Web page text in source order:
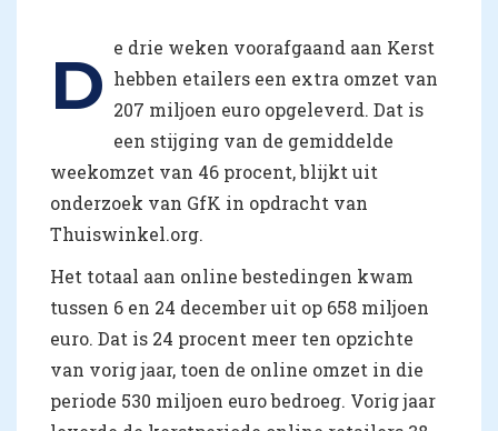
D e drie weken voorafgaand aan Kerst
hebben etailers een extra omzet van
207 miljoen euro opgeleverd. Dat is
een stijging van de gemiddelde
weekomzet van 46 procent, blijkt uit
onderzoek van GfK in opdracht van
Thuiswinkel.org.
Het totaal aan online bestedingen kwam
tussen 6 en 24 december uit op 658 miljoen
euro. Dat is 24 procent meer ten opzichte
van vorig jaar, toen de online omzet in die
periode 530 miljoen euro bedroeg. Vorig jaar